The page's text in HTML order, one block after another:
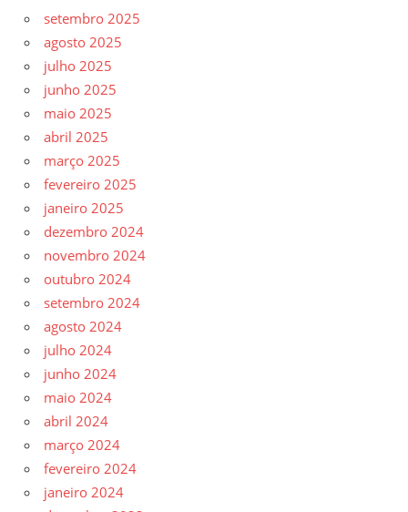
setembro 2025
agosto 2025
julho 2025
junho 2025
maio 2025
abril 2025
março 2025
fevereiro 2025
janeiro 2025
dezembro 2024
novembro 2024
outubro 2024
setembro 2024
agosto 2024
julho 2024
junho 2024
maio 2024
abril 2024
março 2024
fevereiro 2024
janeiro 2024